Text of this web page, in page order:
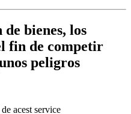
de bienes, los
fin de competir
peligros
acest service